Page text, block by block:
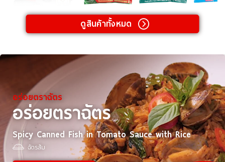
ดูสินค้าทั้งหมด
อร่อยตราฉัตร
อร่อยตราฉัตร
Spicy Canned Fish in Tomato Sauce with Rice
ฉัตรส้ม